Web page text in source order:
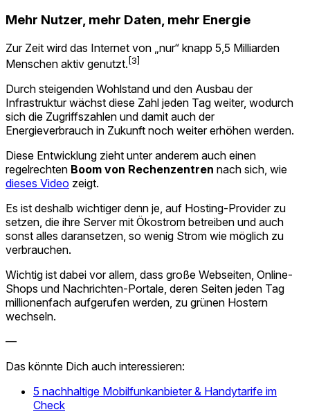
Mehr Nutzer, mehr Daten, mehr Energie
Zur Zeit wird das Internet von „nur“ knapp 5,5 Milliarden
Menschen aktiv genutzt. [3]
Durch steigenden Wohlstand und den Ausbau der
Infrastruktur wächst diese Zahl jeden Tag weiter, wodurch
sich die Zugriffszahlen und damit auch der
Energieverbrauch in Zukunft noch weiter erhöhen werden.
Diese Entwicklung zieht unter anderem auch einen
regelrechten Boom von Rechenzentren nach sich, wie
dieses Video zeigt.
Es ist deshalb wichtiger denn je, auf Hosting-Provider zu
setzen, die ihre Server mit Ökostrom betreiben und auch
sonst alles daransetzen, so wenig Strom wie möglich zu
verbrauchen.
Wichtig ist dabei vor allem, dass große Webseiten, Online-
Shops und Nachrichten-Portale, deren Seiten jeden Tag
millionenfach aufgerufen werden, zu grünen Hostern
wechseln.
—
Das könnte Dich auch interessieren:
5 nachhaltige Mobilfunkanbieter & Handytarife im
Check